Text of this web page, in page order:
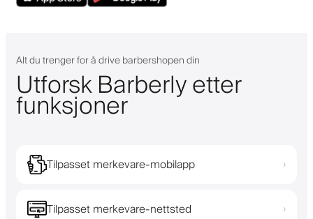
Alt du trenger for å drive barbershopen din
Utforsk Barberly etter
funksjoner
Tilpasset merkevare-mobilapp ›
Tilpasset merkevare-nettsted ›